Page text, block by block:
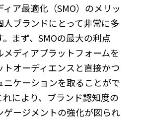
ア最適化（SMO）のメリッ
人ブランドにとって非常に多
まず、SMOの最大の利点
メディアプラットフォームを
オーディエンスと直接かつ
ニケーションを取ることがで
れにより、ブランド認知度の
ゲージメントの強化が図られ